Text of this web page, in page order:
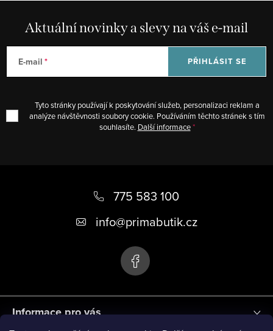
Aktuální novinky a slevy na váš e-mail
E-mail
Tyto stránky používají k poskytování služeb, personalizaci reklam a
analýze návštěvnosti soubory cookie. Používáním těchto stránek s tím
souhlasíte. Další informace
PŘIHLÁSIT SE
775 583 100
info@primabutik.cz
Informace pro vás